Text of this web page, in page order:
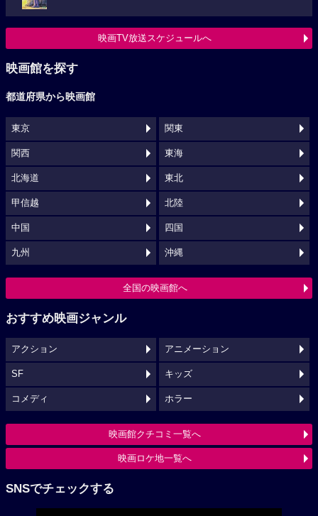
映画TV放送スケジュールへ
映画館を探す
都道府県から映画館
東京 関東
関西 東海
北海道 東北
甲信越 北陸
中国 四国
九州 沖縄
全国の映画館へ
おすすめ映画ジャンル
アクション アニメーション
SF キッズ
コメディ ホラー
映画館クチコミ一覧へ
映画ロケ地一覧へ
SNSでチェックする